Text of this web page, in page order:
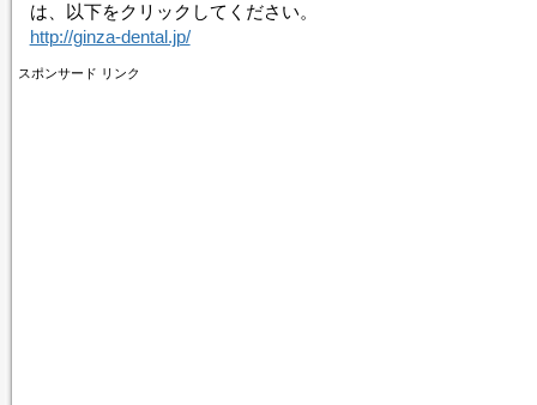
は、以下をクリックしてください。
http://ginza-dental.jp/
スポンサード リンク